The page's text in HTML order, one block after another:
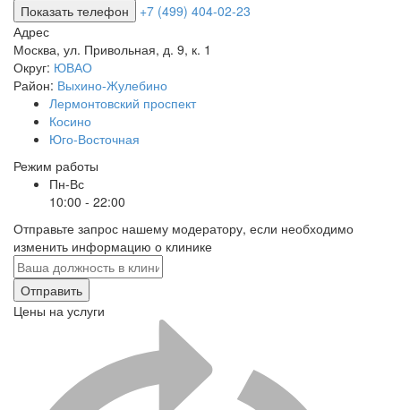
Показать телефон
+7 (499) 404-02-23
Адрес
Москва, ул. Привольная, д. 9, к. 1
Округ: ЮВАО
Район: Выхино-Жулебино
Лермонтовский проспект
Косино
Юго-Восточная
Режим работы
Пн-Вс
10:00 - 22:00
Отправьте запрос нашему модератору, если необходимо
изменить информацию о клинике
Отправить
Цены на услуги